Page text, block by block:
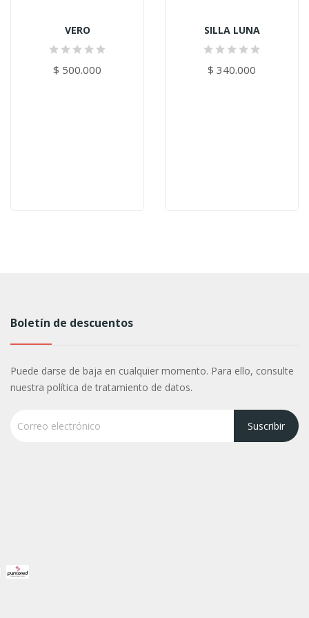
VERO
$ 500.000
SILLA LUNA
$ 340.000
Boletín de descuentos
Puede darse de baja en cualquier momento. Para ello, consulte
nuestra política de tratamiento de datos.